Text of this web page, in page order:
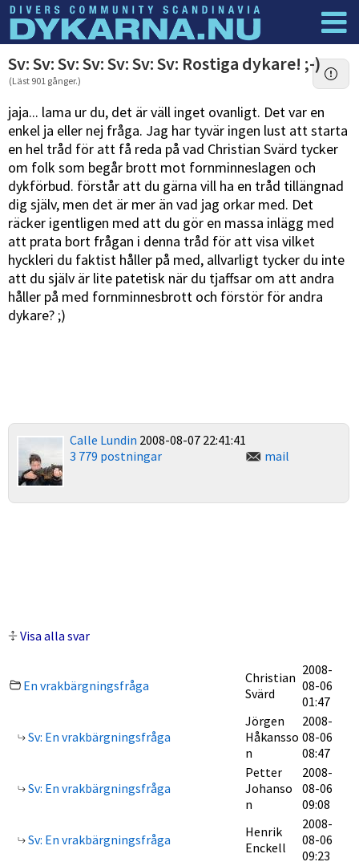
Dyknyheter Logga in
Sv: Sv: Sv: Sv: Sv: Sv: Sv: Rostiga dykare! ;-)
(Läst 901 gånger.)
jaja... lama ur du, det är väll inget ovanligt. Det var en
enkel ja eller nej fråga. Jag har tyvär ingen lust att starta
en hel tråd för att få reda på vad Christian Svärd tycker
om folk som begår brott mot fornminneslagen och
dykförbud. förstår att du gärna vill ha en tråd tillängnad
dig själv, men det är mer än vad jag orkar med. Det
räcker igentligen med att du gör en massa inlägg med
att prata bort frågan i denna tråd för att visa vilket
hyckleri du faktist håller på med, allvarligt tycker du inte
att du själv är lite patetisk när du tjaffsar om att andra
håller på med fornminnesbrott och förstör för andra
dykare? ;)
Calle Lundin 2008-08-07 22:41:41
3 779 postningar
mail
Visa alla svar
En vrakbärgningsfråga
Christian
Svärd
2008-
08-06
01:47
Sv: En vrakbärgningsfråga
Jörgen
Håkansso
n
2008-
08-06
08:47
Sv: En vrakbärgningsfråga
Petter
Johanso
n
2008-
08-06
09:08
Sv: En vrakbärgningsfråga
Henrik
Enckell
2008-
08-06
09:23